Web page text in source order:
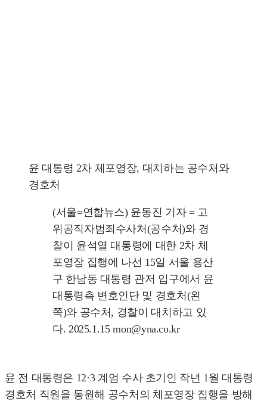
윤 대통령 2차 체포영장, 대치하는 공수처와
경호처
(서울=연합뉴스) 윤동진 기자 = 고
위공직자범죄수사처(공수처)와 경
찰이 윤석열 대통령에 대한 2차 체
포영장 집행에 나선 15일 서울 용산
구 한남동 대통령 관저 입구에서 윤
대통령측 변호인단 및 경호처(왼
쪽)와 공수처, 경찰이 대치하고 있
다. 2025.1.15 mon@yna.co.kr
윤 전 대통령은 12·3 계엄 수사 초기인 작년 1월 대통령
경호처 직원을 동원해 공수처의 체포영장 집행을 방해